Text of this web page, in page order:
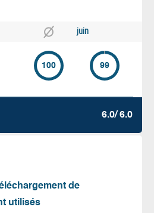
juin
100 99
6.0/ 6.0
de
utilisés